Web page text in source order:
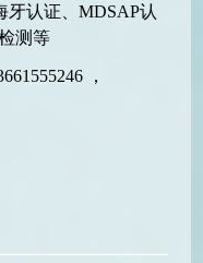
牙认证、MDSAP认
测等
，